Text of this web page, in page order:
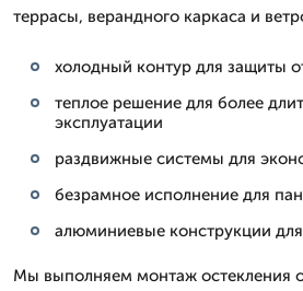
террасы, верандного каркаса и
холодный контур для защиты
теплое решение для более
эксплуатации
раздвижные системы для
безрамное исполнение для
алюминиевые конструкции для
Мы выполняем монтаж остекления